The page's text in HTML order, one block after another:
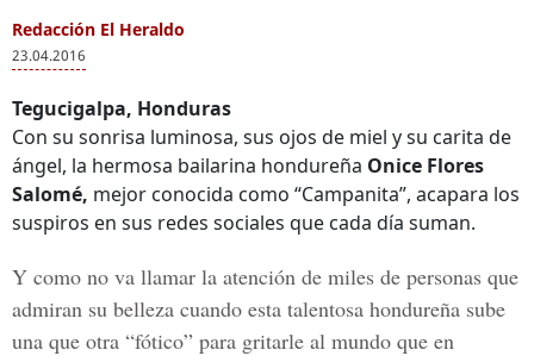
Redacción El Heraldo
23.04.2016
Tegucigalpa, Honduras
Con su sonrisa luminosa, sus ojos de miel y su carita de
ángel, la hermosa bailarina hondureña Onice Flores
Salomé, mejor conocida como “Campanita”, acapara los
suspiros en sus redes sociales que cada día suman.
Y como no va llamar la atención de miles de personas que
admiran su belleza cuando esta talentosa hondureña sube
una que otra “fótico” para gritarle al mundo que en